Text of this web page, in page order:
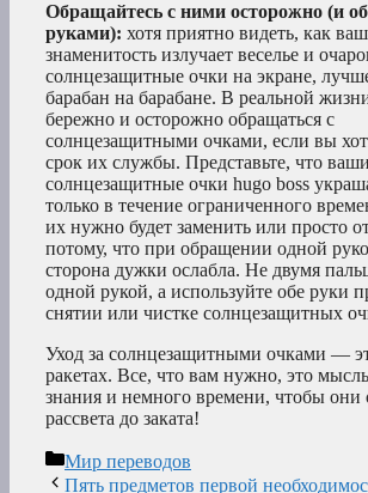
Обращайтесь с ними осторожно (и
руками): хотя приятно видеть, как
знаменитость излучает веселье и
солнцезащитные очки на экране,
барабан на барабане. В реальной
бережно и осторожно обращаться с
солнцезащитными очками, если вы
срок их службы. Представьте, что
солнцезащитные очки hugo boss
только в течение ограниченного
их нужно будет заменить или просто
потому, что при обращении одной
сторона дужки ослабла. Не двумя
одной рукой, а используйте обе руки
снятии или чистке солнцезащитных
Уход за солнцезащитными очками —
ракетах. Все, что вам нужно, это
знания и немного времени, чтобы они
рассвета до заката!
Рубрики
Мир переводов
Пять предметов первой